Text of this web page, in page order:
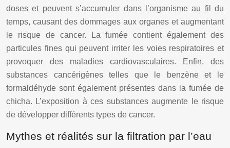
doses et peuvent s’accumuler dans l’organisme au fil du
temps, causant des dommages aux organes et augmentant
le risque de cancer. La fumée contient également des
particules fines qui peuvent irriter les voies respiratoires et
provoquer des maladies cardiovasculaires. Enfin, des
substances cancérigènes telles que le benzène et le
formaldéhyde sont également présentes dans la fumée de
chicha. L’exposition à ces substances augmente le risque
de développer différents types de cancer.
Mythes et réalités sur la filtration par l’eau